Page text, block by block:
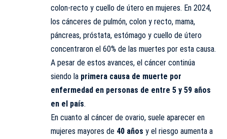
colon-recto y cuello de útero en mujeres. En 2024,
los cánceres de pulmón, colon y recto, mama,
páncreas, próstata, estómago y cuello de útero
concentraron el 60% de las muertes por esta causa.
A pesar de estos avances, el cáncer continúa
siendo la primera causa de muerte por
enfermedad en personas de entre 5 y 59 años
en el país.
En cuanto al cáncer de ovario, suele aparecer en
mujeres mayores de 40 años y el riesgo aumenta a